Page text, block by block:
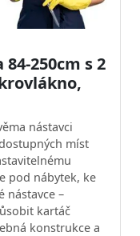
250cm s 2
nástavci
míst
pod nábytek, ke
nástavce –
kartáč
konstrukce a